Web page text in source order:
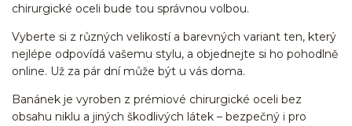
chirurgické oceli bude tou správnou volbou.
Vyberte si z různých velikostí a barevných variant ten, který
nejlépe odpovídá vašemu stylu, a objednejte si ho pohodlně
online. Už za pár dní může být u vás doma.
Banánek je vyroben z prémiové chirurgické oceli bez
obsahu niklu a jiných škodlivých látek – bezpečný i pro